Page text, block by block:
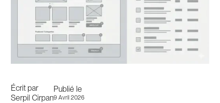
Écrit par
Serpil Cirpan
Publié le
9 Avril 2026